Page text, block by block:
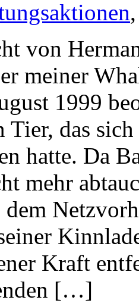
von
meiner
1999
Tier, das
hatte. Da
mehr
dem
Kraft
[…]